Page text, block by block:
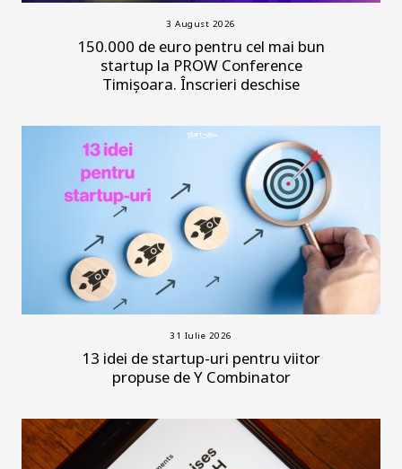
3 August 2026
150.000 de euro pentru cel mai bun
startup la PROW Conference
Timișoara. Înscrieri deschise
31 Iulie 2026
13 idei de startup-uri pentru viitor
propuse de Y Combinator